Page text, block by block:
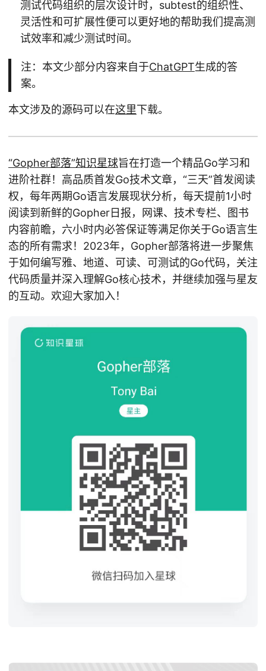
测试代码组织的层次设计时，subtest的组织性、
灵活性和可扩展性便可以更好地的帮助我们提高测
试效率和减少测试时间。
注：本文少部分内容来自于ChatGPT生成的答
案。
本文涉及的源码可以在这里下载。
“Gopher部落”知识星球旨在打造一个精品Go学习和
进阶社群！高品质首发Go技术文章，“三天”首发阅读
权，每年两期Go语言发展现状分析，每天提前1小时
阅读到新鲜的Gopher日报，网课、技术专栏、图书
内容前瞻，六小时内必答保证等满足你关于Go语言生
态的所有需求！2023年，Gopher部落将进一步聚焦
于如何编写雅、地道、可读、可测试的Go代码，关注
代码质量并深入理解Go核心技术，并继续加强与星友
的互动。欢迎大家加入！